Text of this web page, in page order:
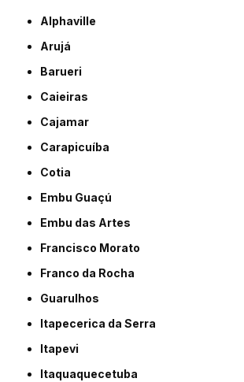
Alphaville
Arujá
Barueri
Caieiras
Cajamar
Carapicuíba
Cotia
Embu Guaçú
Embu das Artes
Francisco Morato
Franco da Rocha
Guarulhos
Itapecerica da Serra
Itapevi
Itaquaquecetuba